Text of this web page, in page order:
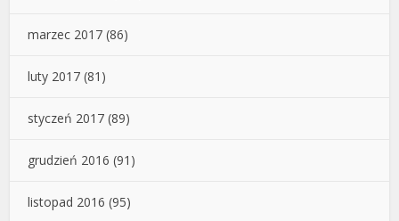
marzec 2017 (86)
luty 2017 (81)
styczeń 2017 (89)
grudzień 2016 (91)
listopad 2016 (95)